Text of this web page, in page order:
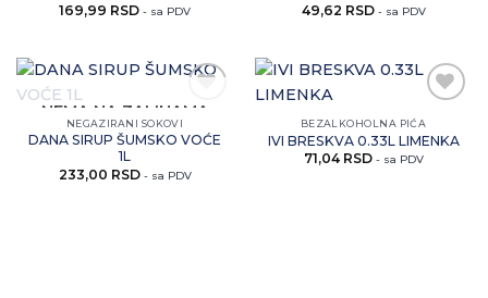
169,99 RSD - sa PDV
49,62 RSD - sa PDV
Zaprati
ovaj
NEMA NA ZALIHAMA
NEGAZIRANI SOKOVI
DANA SIRUP ŠUMSKO VOĆE
1L
233,00 RSD - sa PDV
Zaprati
ovaj
artikal
BEZALKOHOLNA PIĆA
IVI BRESKVA 0.33L LIMENKA
71,04 RSD - sa PDV